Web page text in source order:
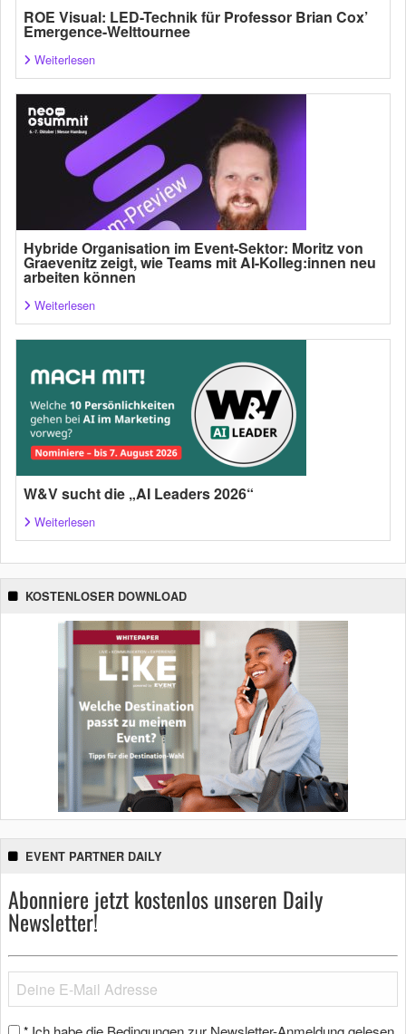
ROE Visual: LED-Technik für Professor Brian Cox’
Emergence-Welttournee
Weiterlesen
Hybride Organisation im Event-Sektor: Moritz von
Graevenitz zeigt, wie Teams mit AI-Kolleg:innen neu
arbeiten können
Weiterlesen
W&V sucht die „AI Leaders 2026“
Weiterlesen
KOSTENLOSER DOWNLOAD
EVENT PARTNER DAILY
Abonniere jetzt kostenlos unseren Daily
Newsletter!